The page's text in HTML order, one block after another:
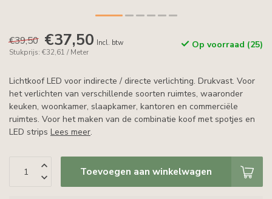
€39,50 €37,50 Incl. btw
Stukprijs: €32,61 / Meter
Op voorraad (25)
Lichtkoof LED voor indirecte / directe verlichting. Drukvast. Voor
het verlichten van verschillende soorten ruimtes, waaronder
keuken, woonkamer, slaapkamer, kantoren en commerciële
ruimtes. Voor het maken van de combinatie koof met spotjes en
LED strips Lees meer.
Toevoegen aan winkelwagen